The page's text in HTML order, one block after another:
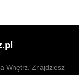
Wnętrz. Znajdziesz